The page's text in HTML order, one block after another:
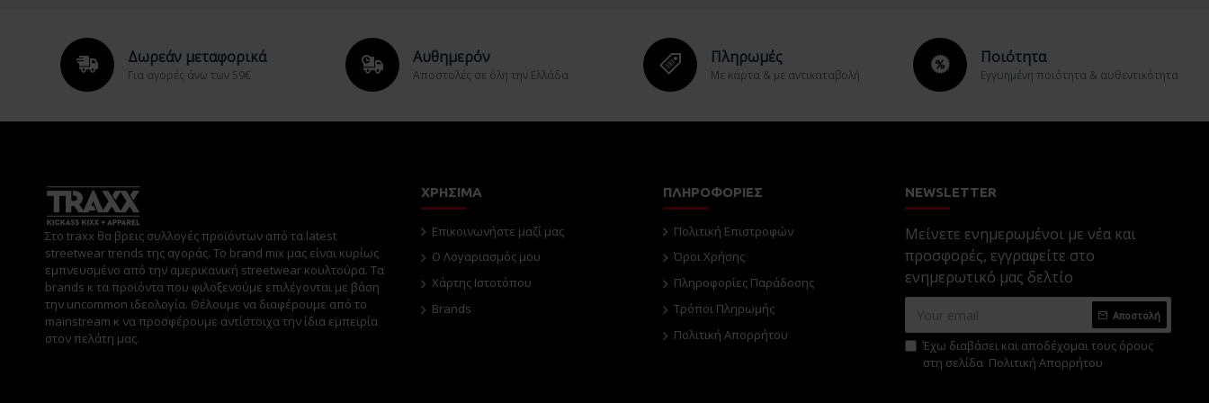
Δωρεάν μεταφορικά
Για αγορές άνω των 59€
Αυθημερόν
Aποστολές σε όλη την Ελλάδα
Πληρωμές
Με κάρτα & με αντικαταβολή
Ποιότητα
Εγγυημένη ποιότητα & αυθεντικότητα
Στο traxx θα βρεις συλλογές προϊόντων από τα latest
streetwear trends της αγοράς. Το brand mix μας είναι κυρίως
εμπνευσμένο από την αμερικανική streetwear κουλτούρα. Τα
brands κ τα προϊόντα που φιλοξενούμε επιλέγονται με βάση
την uncommon ιδεολογία. Θέλουμε να διαφέρουμε από το
mainstream κ να προσφέρουμε αντίστοιχα την ίδια εμπειρία
στον πελάτη μας.
ΧΡΗΣΙΜΑ
Επικοινωνήστε μαζί μας
O Λογαριασμός μου
Χάρτης Ιστοτόπου
Brands
ΠΛΗΡΟΦΟΡΙΕΣ
Πολιτική Επιστροφών
Όροι Χρήσης
Πληροφορίες Παράδοσης
Τρόποι Πληρωμής
Πολιτική Απορρήτου
NEWSLETTER
Μείνετε ενημερωμένοι με νέα και
προσφορές, εγγραφείτε στο
ενημερωτικό μας δελτίο
Αποστολή
Έχω διαβάσει και αποδέχομαι τους όρους
στη σελίδα Πολιτική Απορρήτου